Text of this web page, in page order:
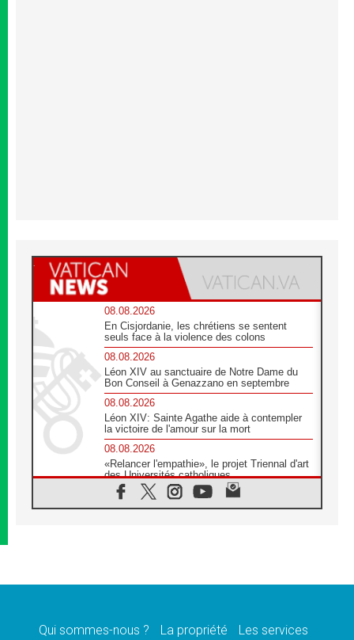
08.08.2026
En Cisjordanie, les chrétiens se sentent
seuls face à la violence des colons
08.08.2026
Léon XIV au sanctuaire de Notre Dame du
Bon Conseil à Genazzano en septembre
08.08.2026
Léon XIV: Sainte Agathe aide à contempler
la victoire de l'amour sur la mort
08.08.2026
«Relancer l'empathie», le projet Triennal d'art
des Universités catholiques
08.08.2026
Signis 2026, donner la parole aux religieuses
07.08.2026
07.08.2026
Qui sommes-nous ? La propriété Les services